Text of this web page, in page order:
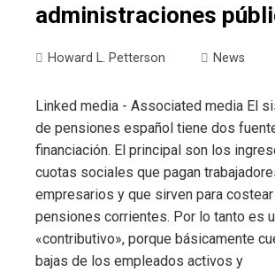
administraciones
Howard L. Petterson News
Linked media - Associated media El
de pensiones español tiene dos
financiación. El principal son los
cuotas sociales que pagan
empresarios y que sirven para
pensiones corrientes. Por lo tanto es
«contributivo», porque básicamente
bajas de los empleados activos y